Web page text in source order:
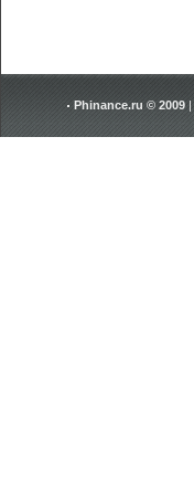
Phinance.ru © 2009 |